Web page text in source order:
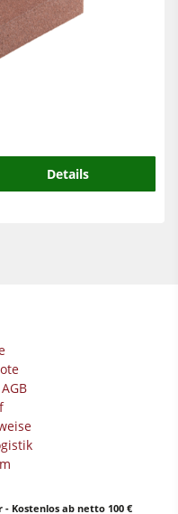
Details
Kostenlos ab netto 100 €